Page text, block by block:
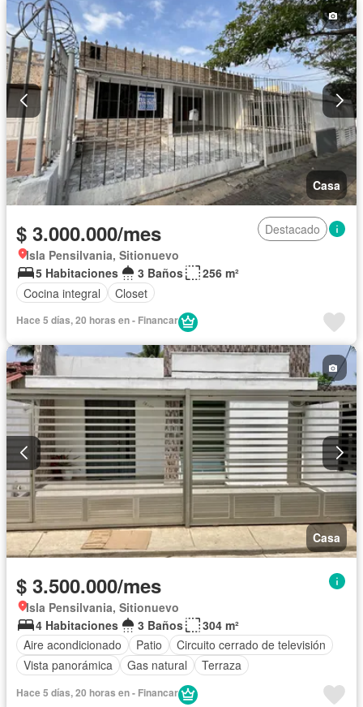
Casa
$ 3.000.000/mes
Destacado
Isla Pensilvania, Sitionuevo
5 Habitaciones
3 Baños
256 m²
Cocina integral
Closet
Hace 5 días, 20 horas en - Financar
Casa
$ 3.500.000/mes
Isla Pensilvania, Sitionuevo
4 Habitaciones
3 Baños
304 m²
Aire acondicionado
Patio
Circuito cerrado de televisión
Vista panorámica
Gas natural Terraza
Hace 5 días, 20 horas en - Financar